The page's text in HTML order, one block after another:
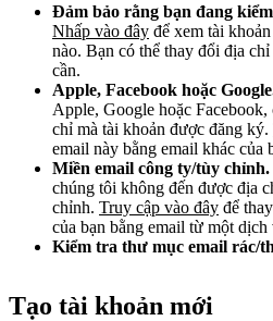
Đảm bảo rằng bạn đang
Nhấp vào đây để xem tài
nào. Bạn có thể thay đổi địa
cần.
Apple, Facebook hoặc
Apple, Google hoặc
chỉ mà tài khoản được đăng ký.
email này bằng email khác của
Miền email công ty/tùy chỉnh.
chúng tôi không đến được địa
chỉnh. Truy cập vào đây để
của bạn bằng email từ một
Kiểm tra thư mục email rác/
Tạo tài khoản mới